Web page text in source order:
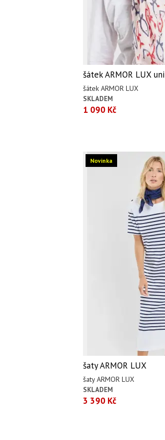
šátek ARMOR LUX uni
šátek ARMOR LUX
SKLADEM
1 090 Kč
Novinka
šaty ARMOR LUX
šaty ARMOR LUX
SKLADEM
3 390 Kč